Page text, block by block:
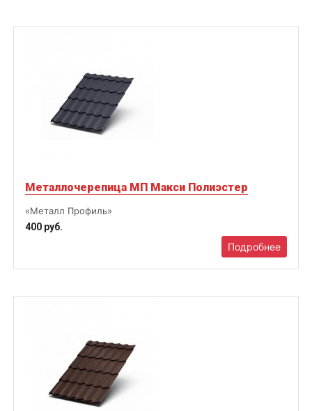
Металлочерепица МП Макси Полиэстер
«Металл Профиль»
400 руб.
Подробнее